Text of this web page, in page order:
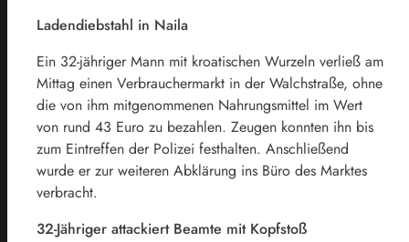
Ladendiebstahl in Naila
Ein 32-jähriger Mann mit kroatischen Wurzeln verließ am
Mittag einen Verbrauchermarkt in der Walchstraße, ohne
die von ihm mitgenommenen Nahrungsmittel im Wert
von rund 43 Euro zu bezahlen. Zeugen konnten ihn bis
zum Eintreffen der Polizei festhalten. Anschließend
wurde er zur weiteren Abklärung ins Büro des Marktes
verbracht.
32-Jähriger attackiert Beamte mit Kopfstoß